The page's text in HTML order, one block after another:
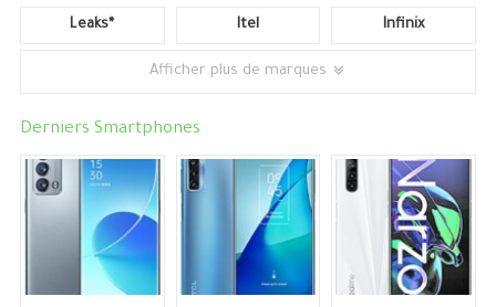
Leaks* Itel Infinix
Afficher plus de marques
Derniers Smartphones